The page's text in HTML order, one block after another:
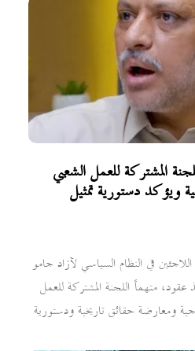
المشتركة للعمل الشعبي
ويؤكد دستورية تمثيل
في النظام السياسي لآزاد جامو
متهماً اللجنة المشتركة للعمل
ومعارضة حقائق تاريخية ودستورية